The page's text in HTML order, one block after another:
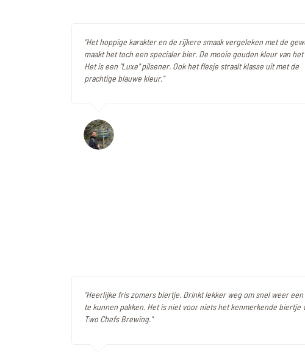
"Het hoppige karakter en de rijkere smaak vergeleken met de
maakt het toch een specialer bier. De mooie gouden kleur van
Het is een "Luxe" pilsener. Ook het flesje straalt klasse uit met de
prachtige blauwe kleur."
"Heerlijke fris zomers biertje. Drinkt lekker weg om snel weer
te kunnen pakken. Het is niet voor niets het kenmerkende biertje
Two Chefs Brewing."